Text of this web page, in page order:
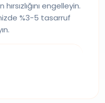
engelleyin.
%3-5 tasarruf